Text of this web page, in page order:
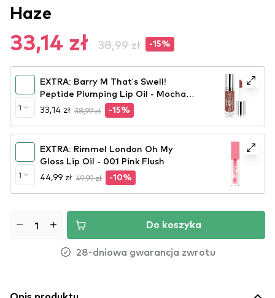
Haze
33,14 zł 38,99 zł -15%
1
EXTRA: Barry M That's Swell!
Peptide Plumping Lip Oil - Mocha
Magic
33,14 zł 38,99 zł -15%
1
EXTRA: Rimmel London Oh My
Gloss Lip Oil - 001 Pink Flush
44,99 zł 49,99 zł -10%
Do koszyka
28-dniowa gwarancja zwrotu